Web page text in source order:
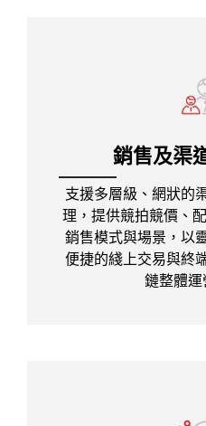
銷售及渠
支援多層級、網狀的
理，提供競拍競價、
銷售模式與場景，以
便捷的綫上交易與終
鏈整體運